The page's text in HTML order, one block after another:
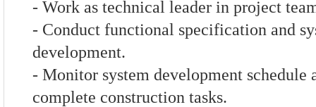
- Work as technical leader in project
- Conduct functional specification and
development.
- Monitor system development schedule
complete construction tasks.